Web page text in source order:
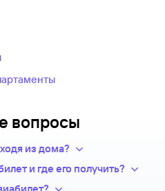
вопросы
из дома?
дату поездки и число
и где его получить?
данных авиакомпании